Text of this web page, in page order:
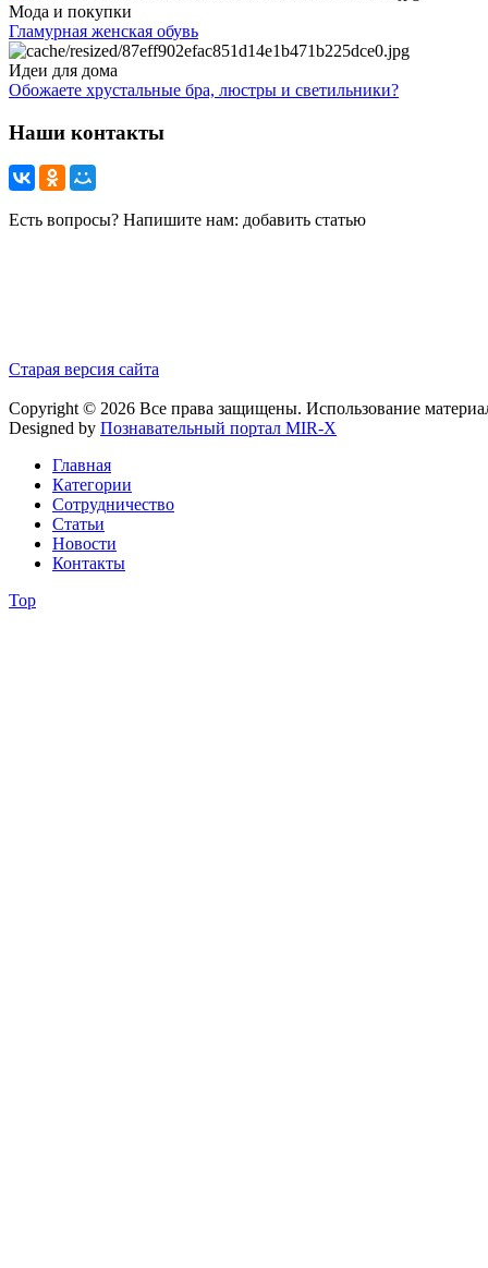
Мода и покупки
Гламурная женская обувь
Идеи для дома
Обожаете хрустальные бра, люстры и светильники?
Наши контакты
Есть вопросы? Напишите нам: добавить статью
Старая версия сайта
Copyright © 2026 Все права защищены. Использование
Designed by Познавательный портал MIR-X
Главная
Категории
Сотрудничество
Статьи
Новости
Контакты
Top